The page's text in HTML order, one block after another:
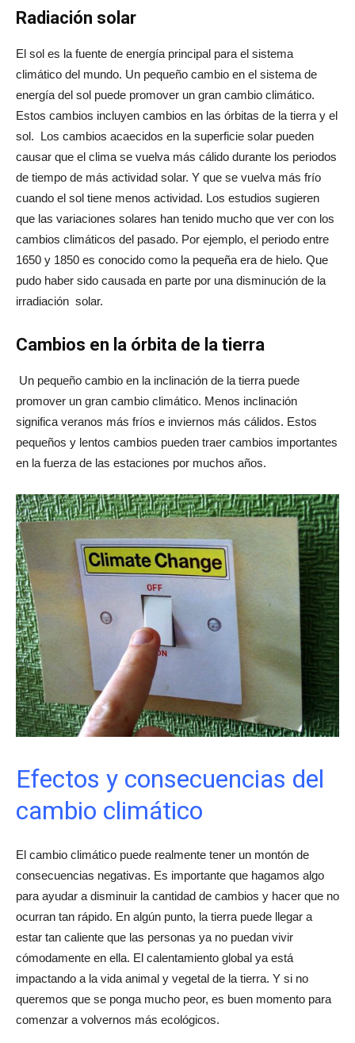
Radiación solar
El sol es la fuente de energía principal para el sistema
climático del mundo. Un pequeño cambio en el sistema de
energía del sol puede promover un gran cambio climático.
Estos cambios incluyen cambios en las órbitas de la tierra y el
sol. Los cambios acaecidos en la superficie solar pueden
causar que el clima se vuelva más cálido durante los periodos
de tiempo de más actividad solar. Y que se vuelva más frío
cuando el sol tiene menos actividad. Los estudios sugieren
que las variaciones solares han tenido mucho que ver con los
cambios climáticos del pasado. Por ejemplo, el periodo entre
1650 y 1850 es conocido como la pequeña era de hielo. Que
pudo haber sido causada en parte por una disminución de la
irradiación solar.
Cambios en la órbita de la tierra
Un pequeño cambio en la inclinación de la tierra puede
promover un gran cambio climático. Menos inclinación
significa veranos más fríos e inviernos más cálidos. Estos
pequeños y lentos cambios pueden traer cambios importantes
en la fuerza de las estaciones por muchos años.
Efectos y consecuencias del
cambio climático
El cambio climático puede realmente tener un montón de
consecuencias negativas. Es importante que hagamos algo
para ayudar a disminuir la cantidad de cambios y hacer que no
ocurran tan rápido. En algún punto, la tierra puede llegar a
estar tan caliente que las personas ya no puedan vivir
cómodamente en ella. El calentamiento global ya está
impactando a la vida animal y vegetal de la tierra. Y si no
queremos que se ponga mucho peor, es buen momento para
comenzar a volvernos más ecológicos.